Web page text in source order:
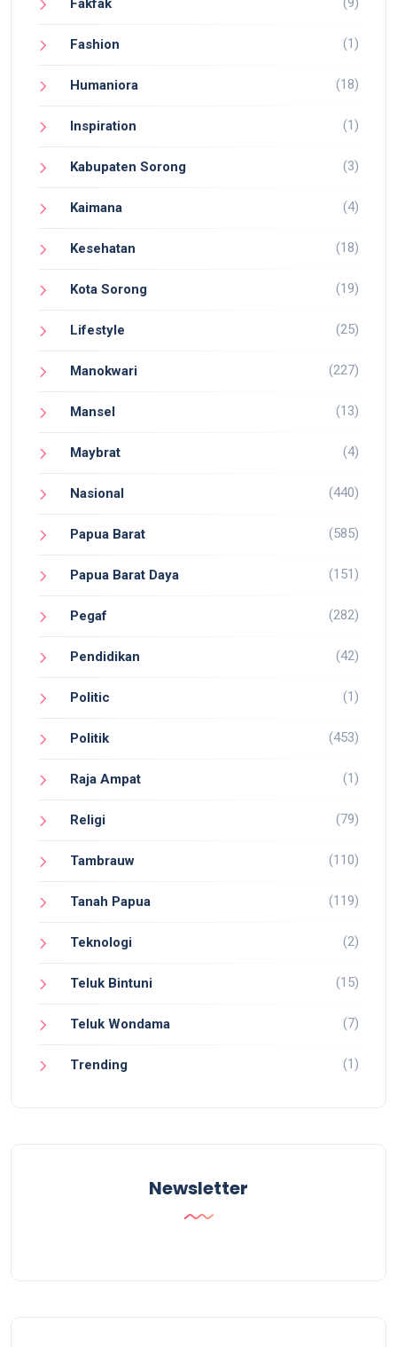
Fakfak
Fashion (1)
Humaniora (18)
Inspiration (1)
Kabupaten Sorong (3)
Kaimana (4)
Kesehatan (18)
Kota Sorong (19)
Lifestyle (25)
Manokwari (227)
Mansel (13)
Maybrat (4)
Nasional (440)
Papua Barat (585)
Papua Barat Daya (151)
Pegaf (282)
Pendidikan (42)
Politic (1)
Politik (453)
Raja Ampat (1)
Religi (79)
Tambrauw (110)
Tanah Papua (119)
Teknologi (2)
Teluk Bintuni (15)
Teluk Wondama (7)
Trending (1)
Newsletter